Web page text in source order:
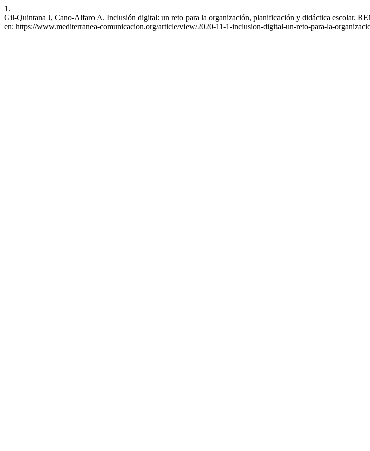
1.
Gil-Quintana J, Cano-Alfaro A. Inclusión digital: un reto para la organización, planificación y didáctica escolar.
en: https://www.mediterranea-comunicacion.org/article/view/2020-11-1-inclusion-digital-un-reto-para-la-